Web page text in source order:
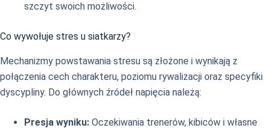
szczyt swoich możliwości.
Co wywołuje stres u siatkarzy?
Mechanizmy powstawania stresu są złożone i wynikają z
połączenia cech charakteru, poziomu rywalizacji oraz specyfiki
dyscypliny. Do głównych źródeł napięcia należą:
Presja wyniku: Oczekiwania trenerów, kibiców i własne